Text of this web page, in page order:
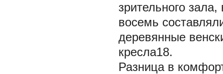
зрительного
восемь
деревянные
кресла18.
Разница в